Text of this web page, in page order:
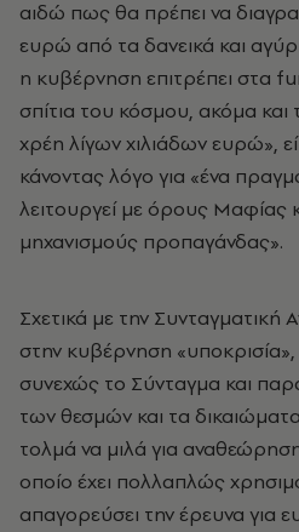
αιδώ πως θα πρέπει να
ευρώ από τα δανεικά και
η κυβέρνηση επιτρέπει στα
σπίτια του κόσμου, ακόμα και
χρέη λίγων χιλιάδων ευρώ»,
κάνοντας λόγο για «ένα
λειτουργεί με όρους Μαφίας
μηχανισμούς προπαγάνδας».
Σχετικά με την
στην κυβέρνηση
συνεχώς το Σύνταγμα και
των θεσμών και τα
τολμά να μιλά για
οποίο έχει πολλαπλώς
απαγορεύσει την έρευνα για